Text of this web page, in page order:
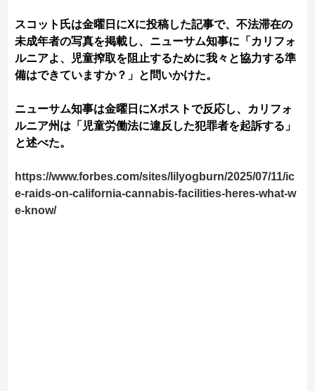
スコット氏は金曜日にXに投稿した記事で、不法滞在の
未成年者の写真を掲載し、ニューサム知事に「カリフォ
ルニアよ、児童搾取を阻止するために我々と協力する準
備はできていますか？」と問いかけた。
ニューサム知事は金曜日にXポストで反応し、カリフォ
ルニア州は「児童労働法に違反した犯罪者を起訴する」
と述べた。
https://www.forbes.com/sites/lilyogburn/2025/07/11/ic
e-raids-on-california-cannabis-facilities-heres-what-w
e-know/